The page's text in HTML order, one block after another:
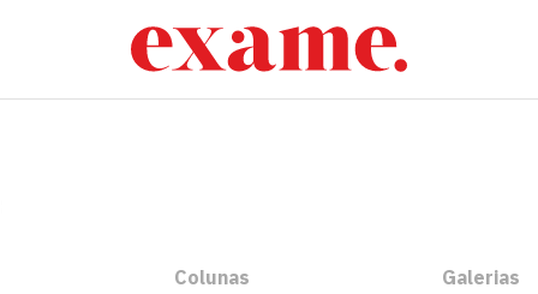
Colunas Galerias